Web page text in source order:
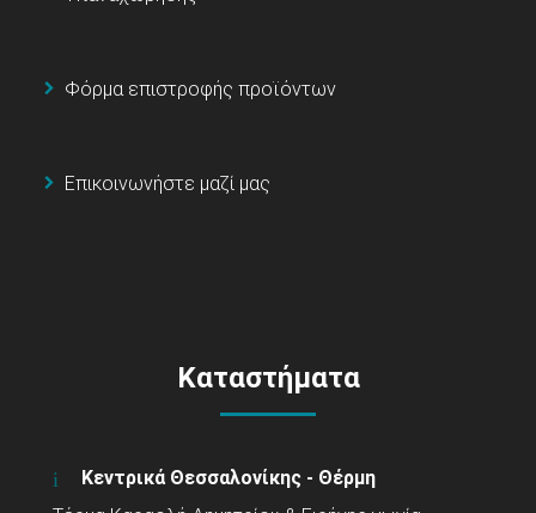
Φόρμα επιστροφής προϊόντων
Επικοινωνήστε μαζί μας
Καταστήματα
Κεντρικά Θεσσαλονίκης - Θέρμη